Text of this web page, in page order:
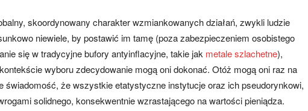
skoordynowany charakter wzmiankowanych działań, zwykli ludzie
niewiele, by postawić im tamę (poza zabezpieczeniem osobistego
się w tradycyjne bufory antyinflacyjne, takie jak metale szlachetne),
wyboru zdecydowanie mogą oni dokonać. Otóż mogą oni raz na
świadomość, że wszystkie etatystyczne instytucje oraz ich pseudorynkowi,
solidnego, konsekwentnie wzrastającego na wartości pieniądza.